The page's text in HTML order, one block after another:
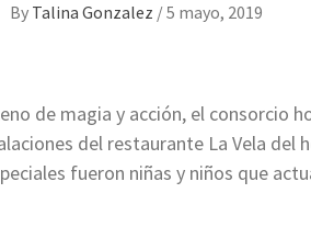
By Talina Gonzalez /5 mayo, 2019
de magia y acción, el consorcio
del restaurante La Vela del
fueron niñas y niños que